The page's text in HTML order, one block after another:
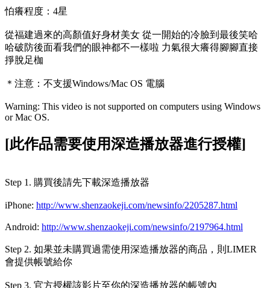
怕癢程度：4星
從福建過來的高顏值好身材美女 從一開始的冷臉到最後笑哈
哈破防後面看我們的眼神都不一樣啦 力氣很大癢得腳腳直接
掙脫足枷
＊注意： 不支援Windows/Mac OS 電腦
Warning: This video is not supported on computers using Windows
or Mac OS.
[此作品需要使用深造播放器進行授權]
Step 1. 購買後請先下載深造播放器
iPhone: http://www.shenzaokeji.com/newsinfo/2205287.html
Android: http://www.shenzaokeji.com/newsinfo/2197964.html
Step 2. 如果並未購買過需使用深造播放器的商品，則LIMER
會提供帳號給你
Step 3. 官方授權該影片至你的深造播放器的帳號內